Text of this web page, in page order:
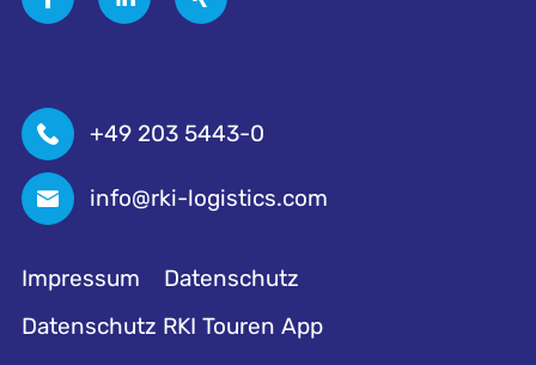
+49 203 5443-0
info@rki-logistics.com
Impressum
Datenschutz
Datenschutz RKI Touren App